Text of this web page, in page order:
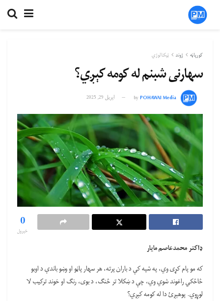
کورپاڼه ژوند ټېکنالوژي
سهارنی شبنم له کومه کېږي؟
byPOHAWAI Media اپریل 29, 2025
0
خپرول
ډاکتر محمدعاصم مایار
که مو پام کړی وي، په شپه کې د باران پرته، هر سهار پاڼو او وښو باندې د اوبو
څاڅکي راغوند شوي وي، چې د ښکلا تر څنګ، د بوی، رنګ او خوند ترکیب لا
لوړوي. پوهېږئ دا له کومه کېږي؟